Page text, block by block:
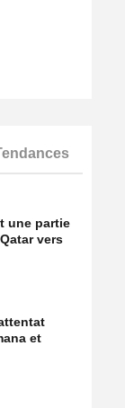
ses opérations
une partie
vers
et